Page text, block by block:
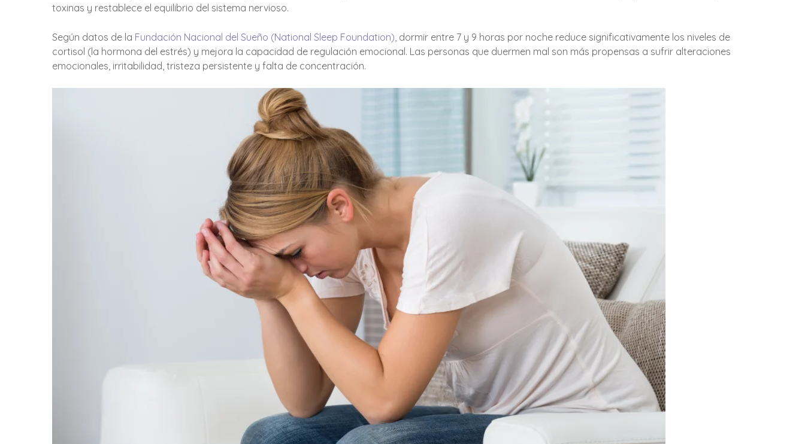
toxinas y restablece el equilibrio del sistema nervioso.
Según datos de la Fundación Nacional del Sueño (National Sleep Foundation), dormir entre 7 y 9 horas por noche reduce significativamente los niveles de
cortisol (la hormona del estrés) y mejora la capacidad de regulación emocional. Las personas que duermen mal son más propensas a sufrir alteraciones
emocionales, irritabilidad, tristeza persistente y falta de concentración.